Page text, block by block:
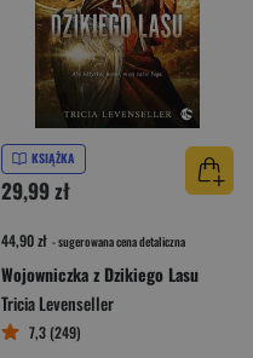
KSIĄŻKA
29,99 zł
44,90 zł - sugerowana cena detaliczna
Wojowniczka z Dzikiego Lasu
Tricia Levenseller
7,3 (249)